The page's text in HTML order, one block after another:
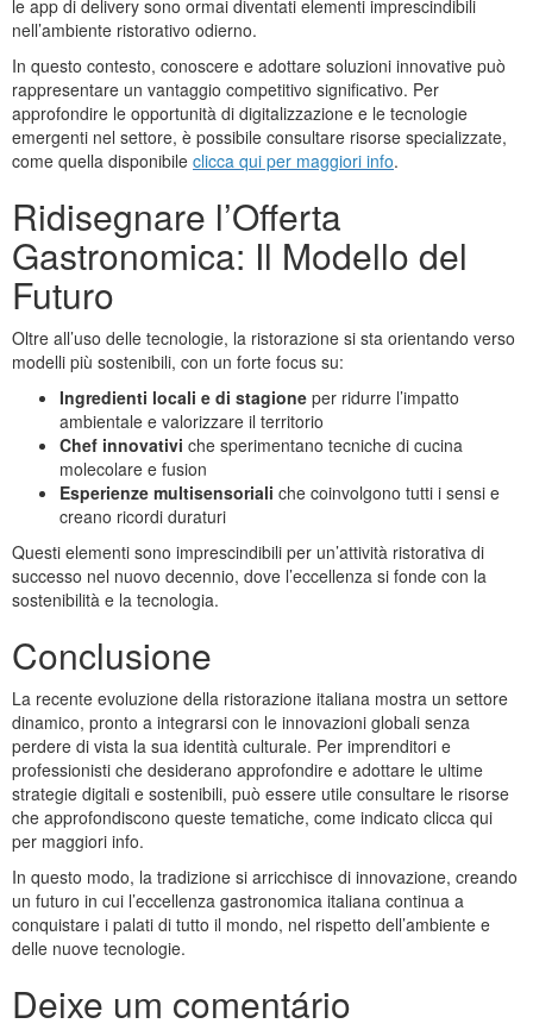
le app di delivery sono ormai diventati elementi imprescindibili
nell’ambiente ristorativo odierno.
In questo contesto, conoscere e adottare soluzioni innovative può
rappresentare un vantaggio competitivo significativo. Per
approfondire le opportunità di digitalizzazione e le tecnologie
emergenti nel settore, è possibile consultare risorse specializzate,
come quella disponibile clicca qui per maggiori info.
Ridisegnare l’Offerta
Gastronomica: Il Modello del
Futuro
Oltre all’uso delle tecnologie, la ristorazione si sta orientando verso
modelli più sostenibili, con un forte focus su:
Ingredienti locali e di stagione per ridurre l’impatto
ambientale e valorizzare il territorio
Chef innovativi che sperimentano tecniche di cucina
molecolare e fusion
Esperienze multisensoriali che coinvolgono tutti i sensi e
creano ricordi duraturi
Questi elementi sono imprescindibili per un’attività ristorativa di
successo nel nuovo decennio, dove l’eccellenza si fonde con la
sostenibilità e la tecnologia.
Conclusione
La recente evoluzione della ristorazione italiana mostra un settore
dinamico, pronto a integrarsi con le innovazioni globali senza
perdere di vista la sua identità culturale. Per imprenditori e
professionisti che desiderano approfondire e adottare le ultime
strategie digitali e sostenibili, può essere utile consultare le risorse
che approfondiscono queste tematiche, come indicato clicca qui
per maggiori info.
In questo modo, la tradizione si arricchisce di innovazione, creando
un futuro in cui l’eccellenza gastronomica italiana continua a
conquistare i palati di tutto il mondo, nel rispetto dell’ambiente e
delle nuove tecnologie.
Deixe um comentário